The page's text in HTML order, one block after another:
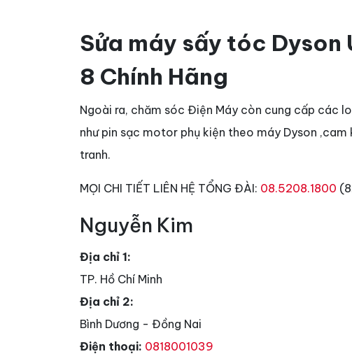
Sửa máy sấy tóc Dyson
8 Chính Hãng
Ngoài ra, chăm sóc Điện Máy còn cung cấp các
như pin sạc motor phụ kiện theo máy Dyson
tranh.
MỌI CHI TIẾT LIÊN HỆ TỔNG ĐÀI: 08.5208.1800
Nguyễn Kim
Địa chỉ 1:
TP. Hồ Chí Minh
Địa chỉ 2:
Bình Dương - Đồng Nai
Điện thoại: 0818001039